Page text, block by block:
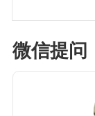
微信提问